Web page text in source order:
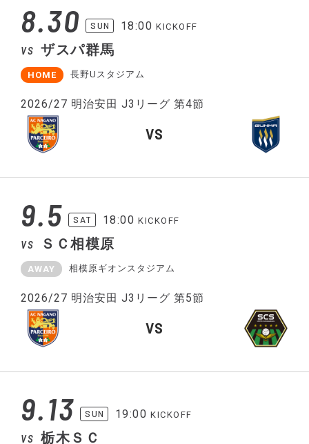
8.30 SUN 18:00 KICKOFF
VS ザスパ群馬
HOME 長野Uスタジアム
2026/27 明治安田 J3リーグ 第4節
VS
9.5 SAT 18:00 KICKOFF
VS ＳＣ相模原
AWAY 相模原ギオンスタジアム
2026/27 明治安田 J3リーグ 第5節
VS
9.13 SUN 19:00 KICKOFF
VS 栃木ＳＣ